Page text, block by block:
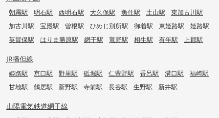
朝霧駅 明石駅 西明石駅 大久保駅 魚住駅 土山駅
東加古川駅
加古川駅
宝殿駅 曽根駅 ひめじ別所駅 御着駅 東姫路駅
姫路駅
英賀保駅
はりま勝原駅 網干駅 竜野駅 相生駅 有年駅 上郡駅
JR播但線
姫路駅 京口駅 野里駅 砥堀駅 仁豊野駅 香呂駅 溝口駅
福崎駅
甘地駅
鶴居駅 新野駅 寺前駅 長谷駅 生野駅 新井駅
山陽電気鉄道網干線